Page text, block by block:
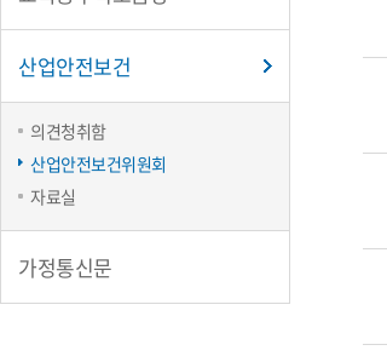
산업안전보건
의견청취함
산업안전보건위원회
자료실
가정통신문